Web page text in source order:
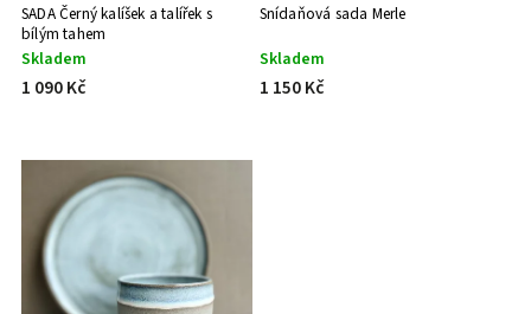
SADA Černý kalíšek a talířek s
bílým tahem
Skladem
1 090 Kč
Snídaňová sada Merle
Skladem
1 150 Kč